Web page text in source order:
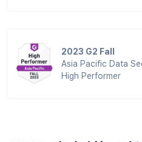
2023 G2 Fall
Asia Pacific Data
High Performer